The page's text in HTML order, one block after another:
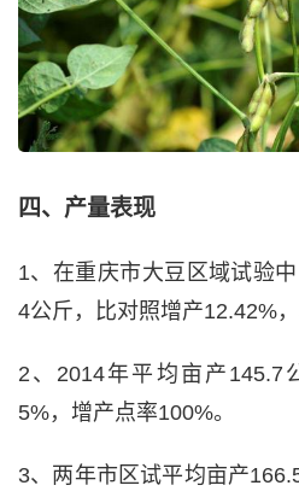
四、产量表现
1、在重庆市大豆区域试验
4公斤，比对照增产12.42%，
2、2014年平均亩产145.7
5%，增产点率100%。
3、两年市区试平均亩产